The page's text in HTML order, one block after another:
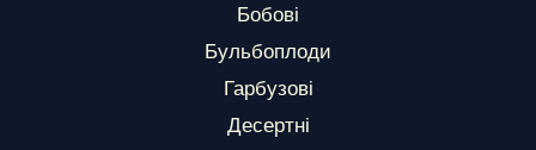
Бобові
Бульбоплоди
Гарбузові
Десертні